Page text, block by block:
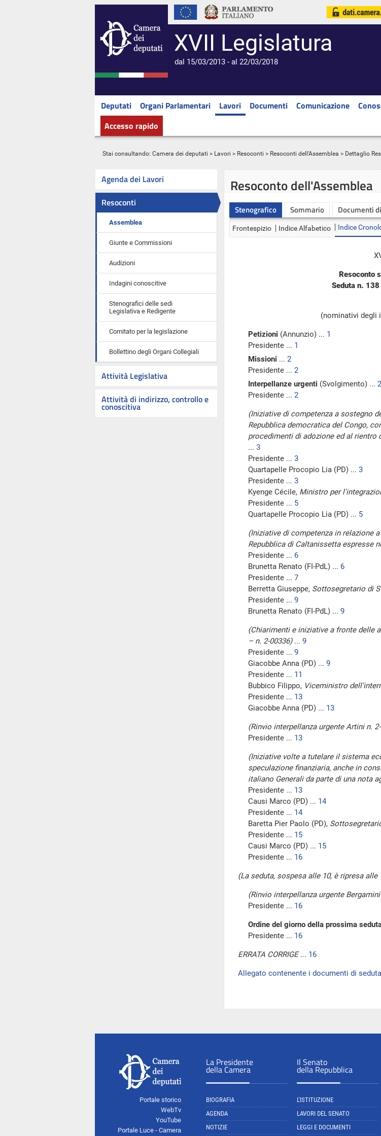
XVII Legislatura
dal 15/03/2013 - al 22/03/2018
Deputati Organi Parlamentari Lavori Documenti Comunicazione
Accesso rapido
Stai consultando: Camera dei deputati > Lavori > Resoconti > Resoconti dell'Assemblea > Dettaglio
Agenda dei Lavori
Resoconti
Assemblea
Giunte e Commissioni
Audizioni
Indagini conoscitive
Stenografici delle sedi
Legislativa e Redigente
Comitato per la legislazione
Bollettino degli Organi Collegiali
Attività Legislativa
Attività di indirizzo, controllo e
conoscitiva
Resoconto dell'Assemblea
Stenografico Sommario Documenti
Frontespizio Indice Alfabetico Indice
Resoconto
Seduta n.
(nominativi degli
Petizioni (Annunzio) ... 1
Presidente ... 1
Missioni ... 2
Presidente ... 2
Interpellanze urgenti (Svolgimento) ... 2
Presidente ... 2
(Iniziative di competenza a sostegno
Repubblica democratica del Congo,
procedimenti di adozione ed al
... 3
Presidente ... 3
Quartapelle Procopio Lia (PD) ... 3
Presidente ... 3
Kyenge Cécile, Ministro per
Presidente ... 5
Quartapelle Procopio Lia (PD) ... 5
(Iniziative di competenza in relazione
Repubblica di Caltanissetta espresse
Presidente ... 6
Brunetta Renato (FI-PdL) ... 6
Presidente ... 7
Berretta Giuseppe, Sottosegretario di
Presidente ... 9
Brunetta Renato (FI-PdL) ... 9
(Chiarimenti e iniziative a fronte delle
– n. 2-00336)... 9
Presidente ... 9
Giacobbe Anna (PD) ... 9
Presidente ... 11
Bubbico Filippo, Viceministro
Presidente ... 13
Giacobbe Anna (PD) ... 13
(Rinvio interpellanza urgente Artini n.
Presidente ... 13
(Iniziative volte a tutelare il sistema
speculazione finanziaria, anche in
italiano Generali da parte di una nota
Presidente ... 13
Causi Marco (PD) ... 14
Presidente ... 14
Baretta Pier Paolo (PD),
Presidente ... 15
Causi Marco (PD) ... 15
Presidente ... 16
(La seduta, sospesa alle 10, è ripresa alle
(Rinvio interpellanza urgente
Presidente ... 16
Ordine del giorno della prossima
Presidente ... 16
ERRATA CORRIGE... 16
Allegato contenente i documenti di seduta
Portale storico
WebTv
YouTube
Portale Luce - Camera
La Presidente
della Camera
BIOGRAFIA
AGENDA
NOTIZIE
Il Senato
della Repubblica
L'ISTITUZIONE
LAVORI DEL SENATO
LEGGI E DOCUMENTI